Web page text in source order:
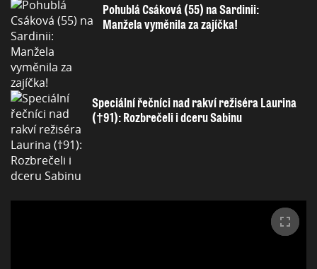
Pohublá Csáková (55) na Sardinii:
Manžela vyměnila za zajíčka!
Speciální řečníci nad rakví režiséra Laurina
(†91): Rozbrečeli i dceru Sabinu